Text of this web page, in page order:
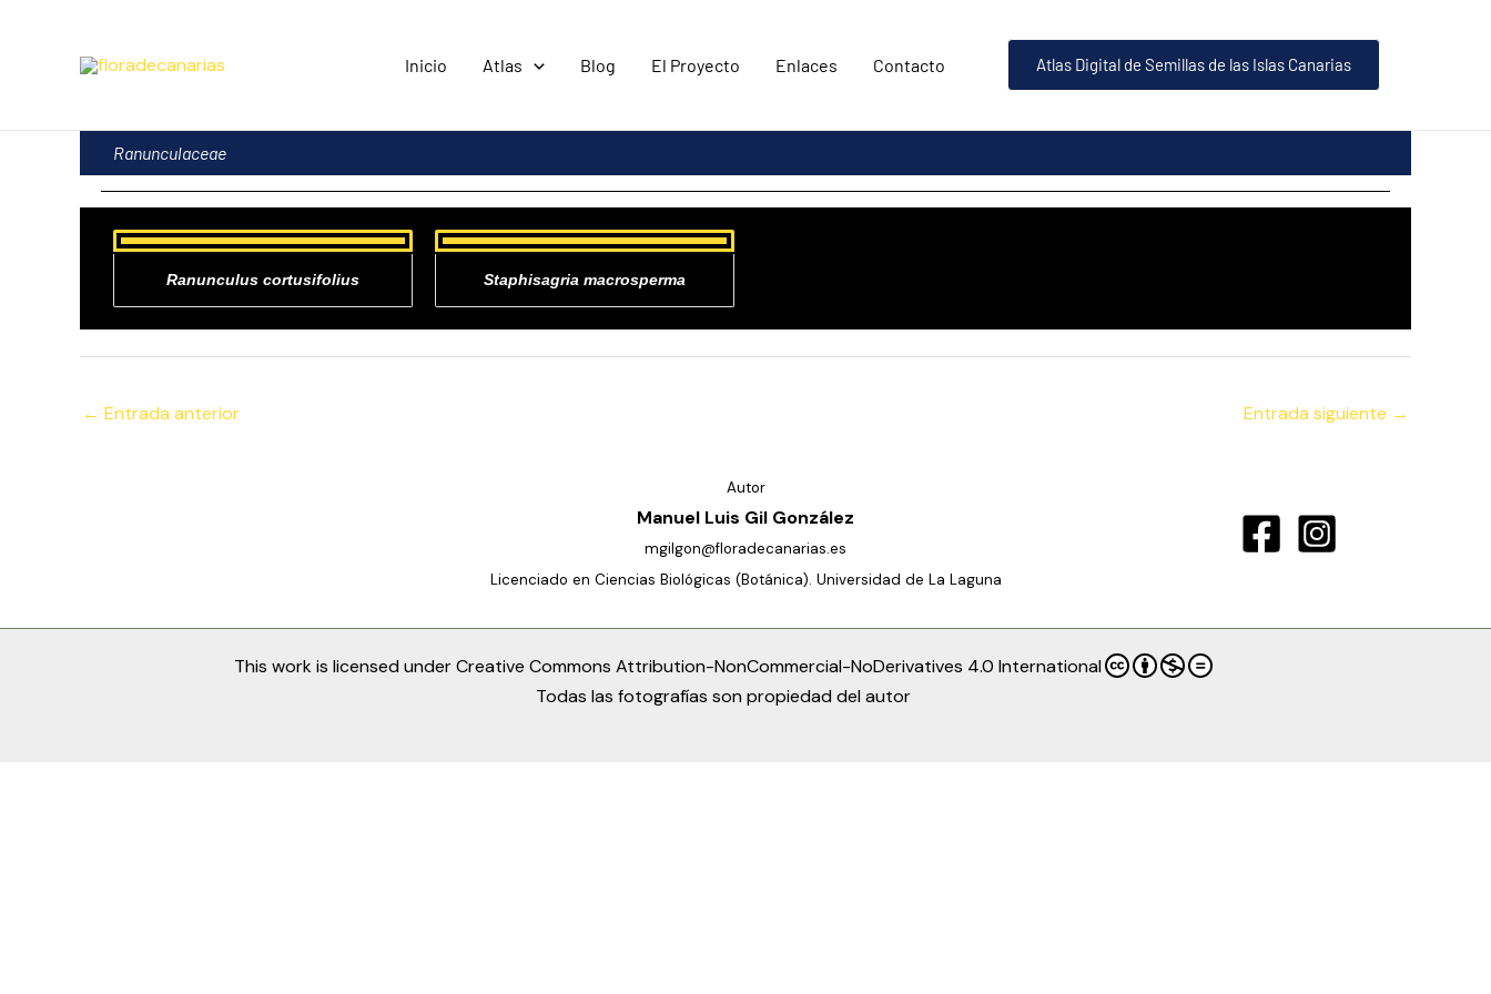
contenido
Inicio Atlas Blog El Proyecto Enlaces Contacto Atlas Digital de Semillas de las Islas Canarias
Ranunculaceae
Ranunculus cortusifolius Staphisagria macrosperma
← Entrada anterior Entrada siguiente →
Autor
Manuel Luis Gil González
mgilgon@floradecanarias.es
Licenciado en Ciencias Biológicas (Botánica). Universidad de La Laguna
This work is licensed underCreative Commons Attribution-NonCommercial-NoDerivatives 4.0 International
Todas las fotografías son propiedad del autor